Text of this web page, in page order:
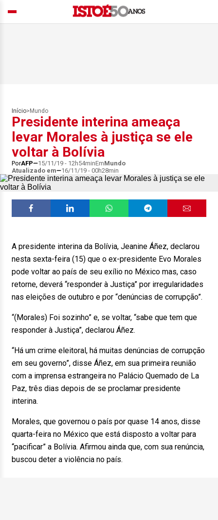
Início> Mundo
Presidente interina ameaça
levar Morales à justiça se ele
voltar à Bolívia
PorAFP 15/11/19 - 12h54minEmMundo
Atualizado em
16/11/19 - 00h28min
A presidente interina da Bolívia, Jeanine Áñez, declarou
nesta sexta-feira (15) que o ex-presidente Evo Morales
pode voltar ao país de seu exílio no México mas, caso
retorne, deverá “responder à Justiça” por irregularidades
nas eleições de outubro e por “denúncias de corrupção”.
“(Morales) Foi sozinho” e, se voltar, “sabe que tem que
responder à Justiça”, declarou Áñez.
“Há um crime eleitoral, há muitas denúncias de corrupção
em seu governo”, disse Áñez, em sua primeira reunião
com a imprensa estrangeira no Palácio Quemado de La
Paz, três dias depois de se proclamar presidente
interina.
Morales, que governou o país por quase 14 anos, disse
quarta-feira no México que está disposto a voltar para
“pacificar” a Bolívia. Afirmou ainda que, com sua renúncia,
buscou deter a violência no país.